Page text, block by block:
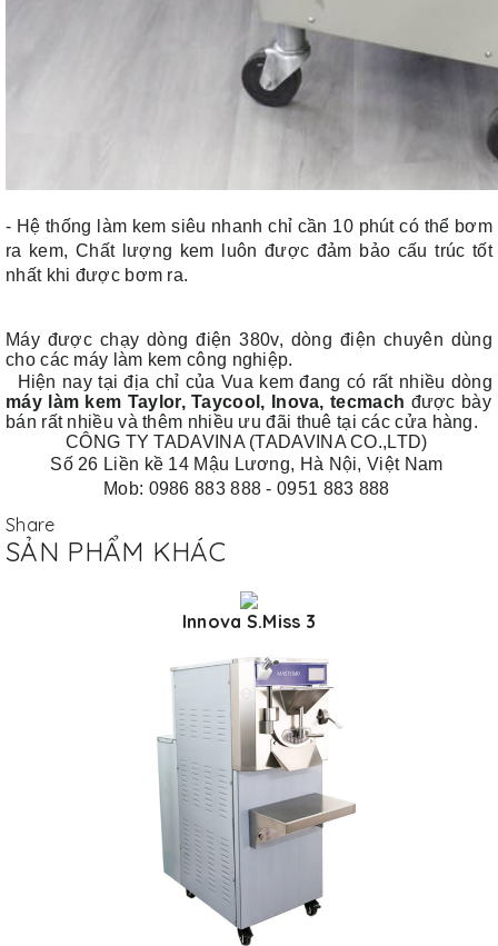
- Hệ thống làm kem siêu nhanh chỉ cần 10 phút có thể bơm
ra kem, Chất lượng kem luôn được đảm bảo cấu trúc tốt
nhất khi được bơm ra.
Máy được chạy dòng điện 380v, dòng điện chuyên dùng
cho các máy làm kem công nghiệp.
Hiện nay tại địa chỉ của Vua kem đang có rất nhiều dòng
máy làm kem Taylor, Taycool, Inova, tecmach được bày
bán rất nhiều và thêm nhiều ưu đãi thuê tại các cửa hàng.
CÔNG TY TADAVINA (TADAVINA CO.,LTD)
Số 26 Liền kề 14 Mậu Lương, Hà Nội, Việt Nam
Mob: 0986 883 888 - 0951 883 888
Share
SẢN PHẨM KHÁC
Innova S.Miss 3